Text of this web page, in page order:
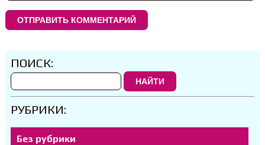
ПОИСК:
НАЙТИ
РУБРИКИ:
Без рубрики